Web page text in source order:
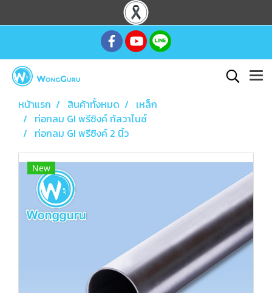
หน้าแรก สินค้าทั้งหมด
เหล็ก
ท่อกลม GI พรีซิงค์ กัลวาไนซ์
ท่อกลม GI พรีซิงค์ 2 นิ้ว
New